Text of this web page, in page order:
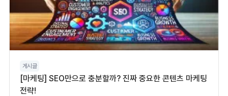
게시글
[마케팅] SEO만으로 충분할까? 진짜 중요한 콘텐츠 마케팅
전략!